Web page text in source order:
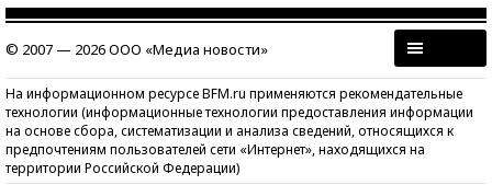
© 2007 — 2026 ООО «Медиа новости»
На информационном ресурсе BFM.ru применяются рекомендательные
технологии (информационные технологии предоставления информации
на основе сбора, систематизации и анализа сведений, относящихся к
предпочтениям пользователей сети «Интернет», находящихся на
территории Российской Федерации)